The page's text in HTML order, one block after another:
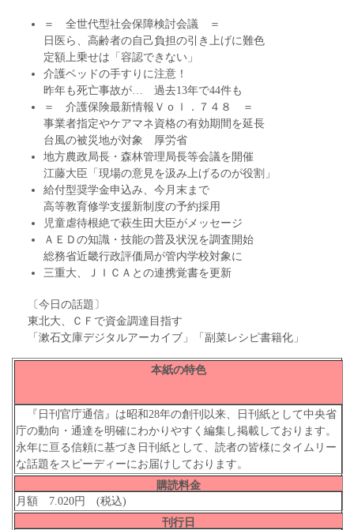
＝ 全世代型社会保障検討会議 ＝
日医ら、高齢者の自己負担の引き上げに難色
定額上乗せは「容認できない」
介護ベッドの手すりに注意！
昨年も死亡事故が… 過去13年で44件も
＝ 介護保険最新情報Ｖｏｌ．７４８ ＝
事業者指定やケアマネ資格の有効期間を延長
台風の被災地が対象 厚労省
地方農政局長・森林管理局長等会議を開催
江藤大臣「現場の意見を汲み上げるのが役割」
給付型奨学金申込み、今月末まで
高等教育修学支援新制度の予約採用
児童虐待根絶で萩生田大臣がメッセージ
ＡＥＤの知識・技能の普及状況を調査開始
総務省近畿行政評価局が管内学校対象に
三重大、ＪＩＣＡとの連携覚書を更新
〔今日の話題〕
東北大、ＣＦで資金調達目指す
「漱石文庫デジタルアーカイブ」「副菜レシピ書籍化」
本紙の特色
『日刊官庁通信』は昭和28年の創刊以来、日刊紙として中央省
庁の動向・通達を明確にわかりやすく編集し掲載しております。
永年に亘る信頼に基づき日刊紙として、読者の皆様にタイムリー
な話題をスピーディーにお届けしております。
購読料金
月額 7.020円 (税込)
刊行日